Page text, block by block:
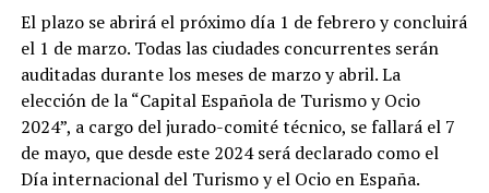
El plazo se abrirá el próximo día 1 de febrero y concluirá
el 1 de marzo. Todas las ciudades concurrentes serán
auditadas durante los meses de marzo y abril. La
elección de la “Capital Española de Turismo y Ocio
2024”, a cargo del jurado-comité técnico, se fallará el 7
de mayo, que desde este 2024 será declarado como el
Día internacional del Turismo y el Ocio en España.